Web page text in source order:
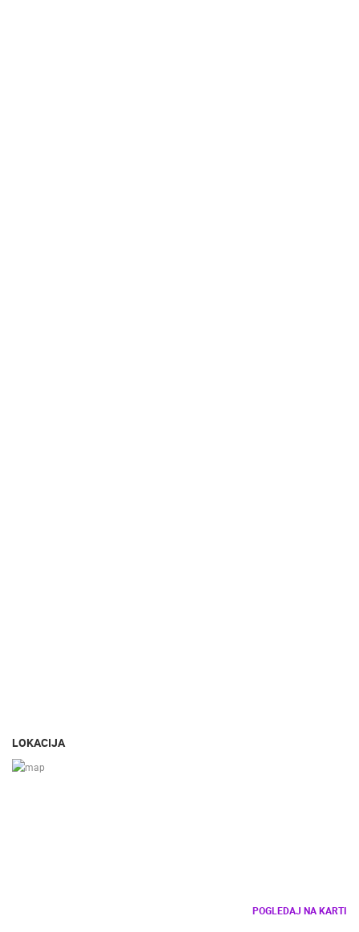
LOKACIJA
POGLEDAJ NA KARTI